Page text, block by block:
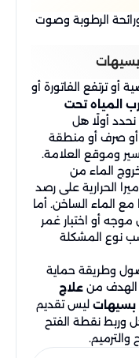
الرطوبة وصوت
أو ترتفع الفاتورة أو
المياه تحت
أولًا هل
أو صرف أو منطقة
وموقع العلامة.
الماء من
الحرارية على رصد
الماء الساخن. أما
أو اختبار غمر
نوع المشكلة
وطريقة حماية
الهدف من علاج
بسيهات ليس تقديم
وربط نقطة الفتح
والترميم.